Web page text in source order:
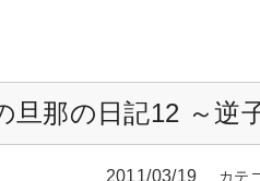
旦那の日記12 ～逆
2011/03/19 カテ